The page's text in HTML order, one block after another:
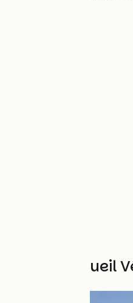
Autres Accueil